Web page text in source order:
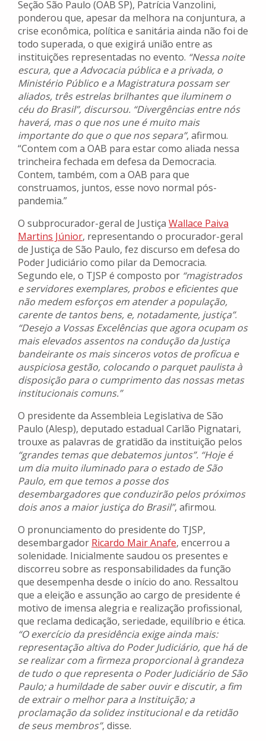
Seção São Paulo (OAB SP), Patrícia Vanzolini,
ponderou que, apesar da melhora na conjuntura, a
crise econômica, política e sanitária ainda não foi de
todo superada, o que exigirá união entre as
instituições representadas no evento. “Nessa noite
escura, que a Advocacia pública e a privada, o
Ministério Público e a Magistratura possam ser
aliados, três estrelas brilhantes que iluminem o
céu do Brasil”, discursou. “Divergências entre nós
haverá, mas o que nos une é muito mais
importante do que o que nos separa”, afirmou.
“Contem com a OAB para estar como aliada nessa
trincheira fechada em defesa da Democracia.
Contem, também, com a OAB para que
construamos, juntos, esse novo normal pós-
pandemia.”
O subprocurador-geral de Justiça Wallace Paiva
Martins Júnior, representando o procurador-geral
de Justiça de São Paulo, fez discurso em defesa do
Poder Judiciário como pilar da Democracia.
Segundo ele, o TJSP é composto por “magistrados
e servidores exemplares, probos e eficientes que
não medem esforços em atender a população,
carente de tantos bens, e, notadamente, justiça”.
“Desejo a Vossas Excelências que agora ocupam os
mais elevados assentos na condução da Justiça
bandeirante os mais sinceros votos de profícua e
auspiciosa gestão, colocando o parquet paulista à
disposição para o cumprimento das nossas metas
institucionais comuns.”
O presidente da Assembleia Legislativa de São
Paulo (Alesp), deputado estadual Carlão Pignatari,
trouxe as palavras de gratidão da instituição pelos
“grandes temas que debatemos juntos”. “Hoje é
um dia muito iluminado para o estado de São
Paulo, em que temos a posse dos
desembargadores que conduzirão pelos próximos
dois anos a maior justiça do Brasil”, afirmou.
O pronunciamento do presidente do TJSP,
desembargador Ricardo Mair Anafe, encerrou a
solenidade. Inicialmente saudou os presentes e
discorreu sobre as responsabilidades da função
que desempenha desde o início do ano. Ressaltou
que a eleição e assunção ao cargo de presidente é
motivo de imensa alegria e realização profissional,
que reclama dedicação, seriedade, equilíbrio e ética.
“O exercício da presidência exige ainda mais:
representação altiva do Poder Judiciário, que há de
se realizar com a firmeza proporcional à grandeza
de tudo o que representa o Poder Judiciário de São
Paulo; a humildade de saber ouvir e discutir, a fim
de extrair o melhor para a Instituição; a
proclamação da solidez institucional e da retidão
de seus membros”, disse.